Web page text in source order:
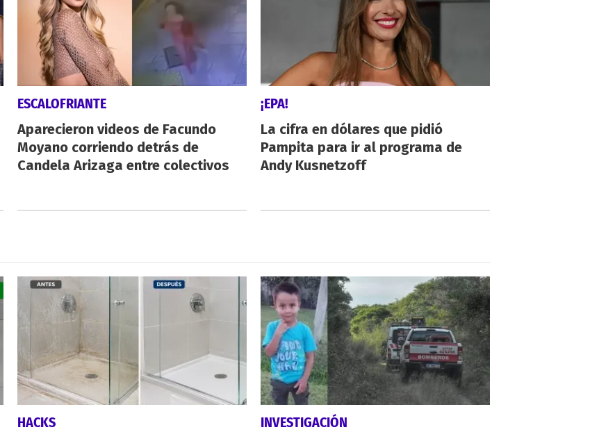
ESCALOFRIANTE
Aparecieron videos de Facundo
Moyano corriendo detrás de
Candela Arizaga entre colectivos
¡EPA!
La cifra en dólares que pidió
Pampita para ir al programa de
Andy Kusnetzoff
HACKS
INVESTIGACIÓN